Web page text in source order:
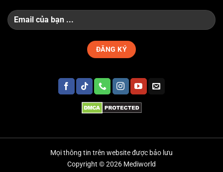
Mọi thông tin trên website được bảo lưu
Copyright © 2026 Mediworld